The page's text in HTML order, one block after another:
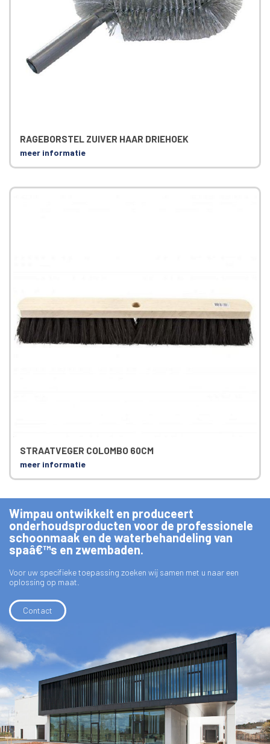
RAGEBORSTEL ZUIVER HAAR DRIEHOEK
meer informatie
STRAATVEGER COLOMBO 60CM
meer informatie
Wimpau ontwikkelt en produceert
onderhoudsproducten voor de professionele
schoonmaak en de waterbehandeling van
spaâ€™s en zwembaden.
Voor uw specifieke toepassing zoeken wij samen met u naar een
oplossing op maat.
Contact